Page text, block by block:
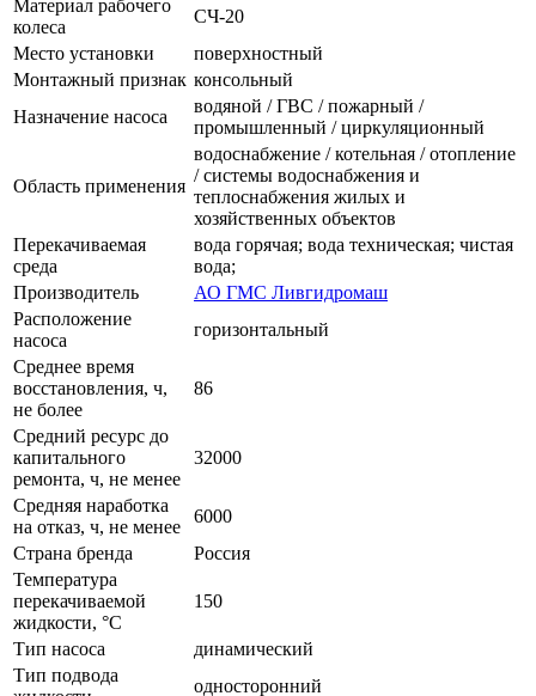
Материал рабочего
колеса
СЧ-20
Место установки
поверхностный
Монтажный признак консольный
Назначение насоса
водяной / ГВС / пожарный /
промышленный / циркуляционный
Область применения
водоснабжение / котельная / отопление
/ системы водоснабжения и
теплоснабжения жилых и
хозяйственных объектов
Перекачиваемая
среда
вода горячая; вода техническая; чистая
вода;
Производитель
АО ГМС Ливгидромаш
Расположение
насоса
горизонтальный
Среднее время
восстановления, ч,
не более
86
Средний ресурс до
капитального
ремонта, ч, не менее
32000
Средняя наработка
на отказ, ч, не менее
6000
Страна бренда
Россия
Температура
перекачиваемой
жидкости, °C
150
Тип насоса
динамический
Тип подвода
односторонний